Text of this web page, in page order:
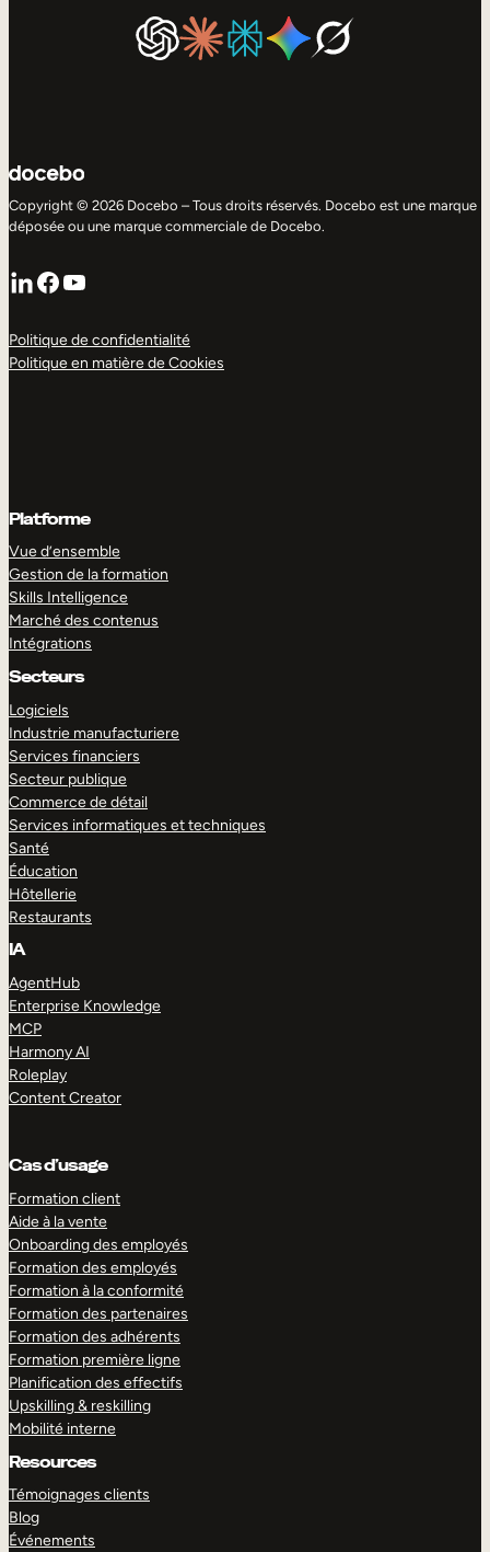
Copyright © 2026 Docebo – Tous droits réservés. Docebo est une marque
déposée ou une marque commerciale de Docebo.
LinkedIn
Facebook
YouTube
Politique de confidentialité
Politique en matière de Cookies
Platforme
Vue d’ensemble
Gestion de la formation
Skills Intelligence
Marché des contenus
Intégrations
Secteurs
Logiciels
Industrie manufacturiere
Services financiers
Secteur publique
Commerce de détail
Services informatiques et techniques
Santé
Éducation
Hôtellerie
Restaurants
IA
AgentHub
Enterprise Knowledge
MCP
Harmony AI
Roleplay
Content Creator
Cas d’usage
Formation client
Aide à la vente
Onboarding des employés
Formation des employés
Formation à la conformité
Formation des partenaires
Formation des adhérents
Formation première ligne
Planification des effectifs
Upskilling & reskilling
Mobilité interne
Resources
Témoignages clients
Blog
Événements